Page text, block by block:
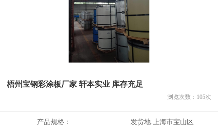
梧州宝钢彩涂板厂家 轩本实业 库存充足
浏览次数： 105次
产品规格： 发货地:上海市宝山区